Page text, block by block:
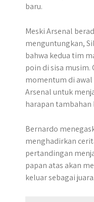
baru.
Meski Arsenal
menguntungkan,
bahwa kedua tim
poin di sisa
momentum di
Arsenal untuk
harapan tambahan
Bernardo
menghadirkan
pertandingan
papan atas akan
keluar sebagai juara.